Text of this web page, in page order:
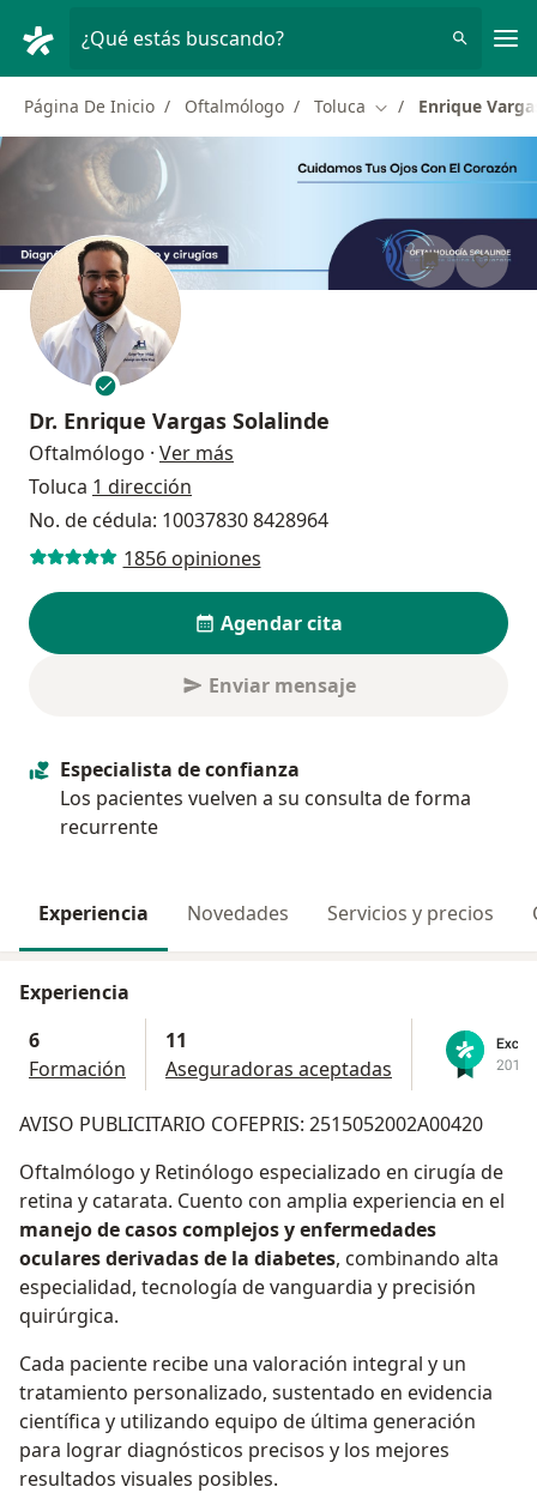
¿Qué estás buscando?
Página De Inicio Oftalmólogo Toluca Cambiar de ciudad
Enrique
Dr. Enrique Vargas Solalinde
Oftalmólogo · Ver más
Toluca 1 dirección
No. de cédula: 10037830 8428964
1856 opiniones
Agendar cita
Enviar mensaje
Especialista de confianza
Los pacientes vuelven a su consulta de forma
recurrente
Experiencia Novedades Servicios y precios
Experiencia
6
Formación
11
Aseguradoras aceptadas
AVISO PUBLICITARIO COFEPRIS: 2515052002A00420
Oftalmólogo y Retinólogo especializado en cirugía de
retina y catarata. Cuento con amplia experiencia en el
manejo de casos complejos y enfermedades
oculares derivadas de la diabetes, combinando alta
especialidad, tecnología de vanguardia y precisión
quirúrgica.
Cada paciente recibe una valoración integral y un
tratamiento personalizado, sustentado en evidencia
científica y utilizando equipo de última generación
para lograr diagnósticos precisos y los mejores
resultados visuales posibles.